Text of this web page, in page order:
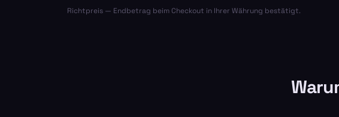
Richtpreis — Endbetrag beim Checkout in Ihrer Währung bestätigt.